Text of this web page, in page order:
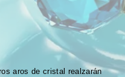
aros de cristal realzarán